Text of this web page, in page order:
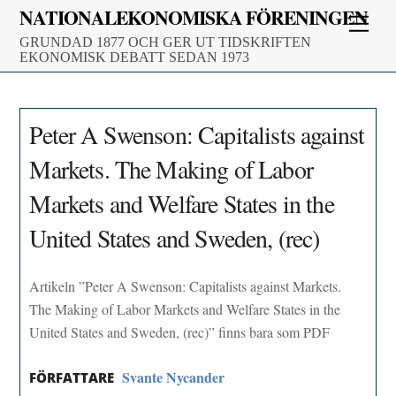
Skip
content
NATIONALEKONOMISKA FÖRENINGEN
GRUNDAD 1877 OCH GER UT TIDSKRIFTEN
EKONOMISK DEBATT SEDAN 1973
Peter A Swenson: Capitalists against
Markets. The Making of Labor
Markets and Welfare States in the
United States and Sweden, (rec)
Artikeln ”Peter A Swenson: Capitalists against Markets.
The Making of Labor Markets and Welfare States in the
United States and Sweden, (rec)” finns bara som PDF
FÖRFATTARE Svante Nycander